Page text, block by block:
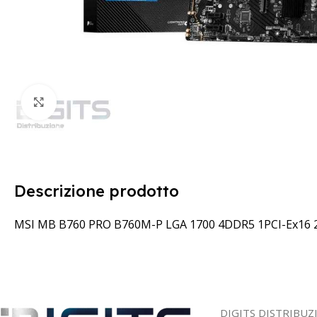
Clicca per ingrandire
Descrizione prodotto
MSI MB B760 PRO B760M-P LGA 1700 4DDR5 1PCI-Ex16
DIGITS